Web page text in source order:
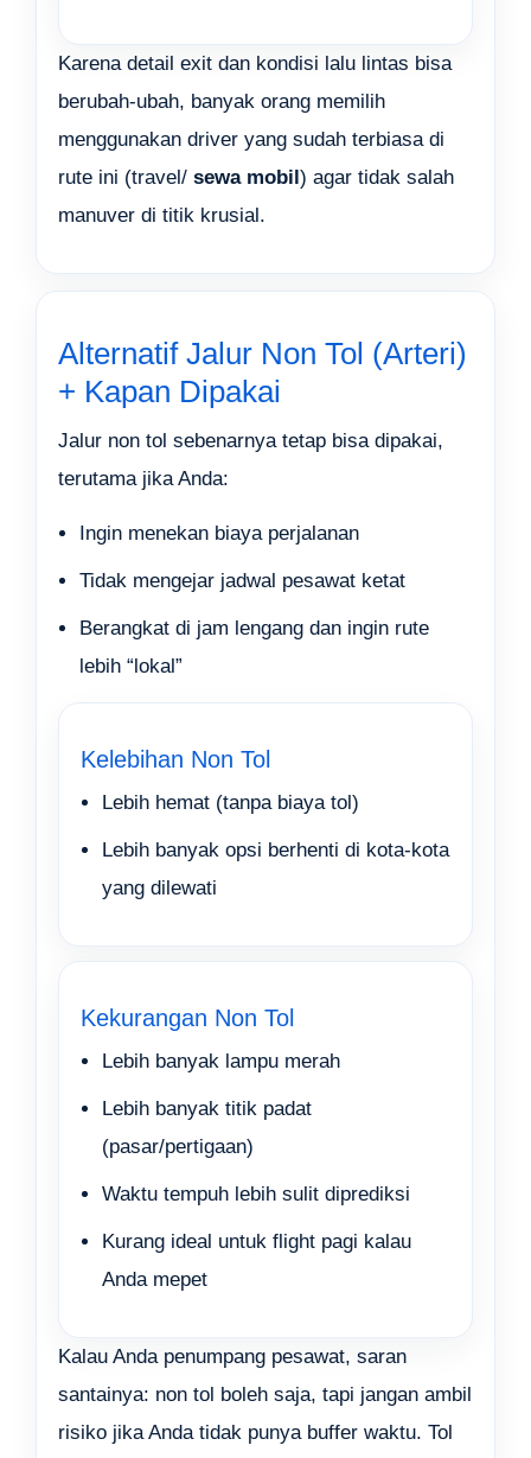
Karena detail exit dan kondisi lalu lintas bisa
berubah-ubah, banyak orang memilih
menggunakan driver yang sudah terbiasa di
rute ini (travel/ sewa mobil) agar tidak salah
manuver di titik krusial.
Alternatif Jalur Non Tol (Arteri)
+ Kapan Dipakai
Jalur non tol sebenarnya tetap bisa dipakai,
terutama jika Anda:
Ingin menekan biaya perjalanan
Tidak mengejar jadwal pesawat ketat
Berangkat di jam lengang dan ingin rute
lebih “lokal”
Kelebihan Non Tol
Lebih hemat (tanpa biaya tol)
Lebih banyak opsi berhenti di kota-kota
yang dilewati
Kekurangan Non Tol
Lebih banyak lampu merah
Lebih banyak titik padat
(pasar/pertigaan)
Waktu tempuh lebih sulit diprediksi
Kurang ideal untuk flight pagi kalau
Anda mepet
Kalau Anda penumpang pesawat, saran
santainya: non tol boleh saja, tapi jangan ambil
risiko jika Anda tidak punya buffer waktu. Tol